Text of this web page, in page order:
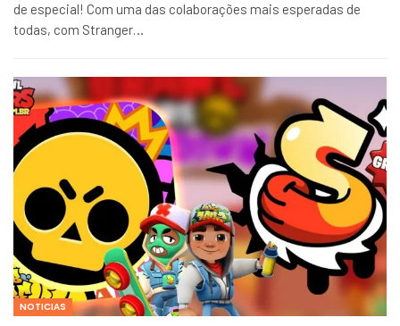
de especial! Com uma das colaborações mais esperadas de
todas, com Stranger…
NOTICIAS